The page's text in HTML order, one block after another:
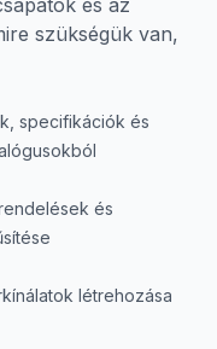
és az
szükségük van,
specifikációk és
és
létrehozása